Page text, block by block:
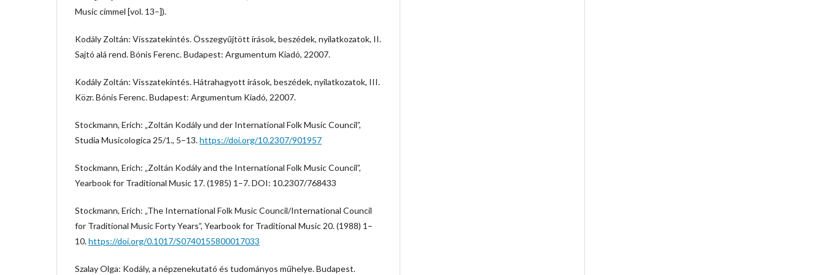
Music címmel [vol. 13–]).
Kodály Zoltán: Visszatekintés. Összegyűjtött írások, beszédek, nyilatkozatok, II.
Sajtó alá rend. Bónis Ferenc. Budapest: Argumentum Kiadó, 22007.
Kodály Zoltán: Visszatekintés. Hátrahagyott írások, beszédek, nyilatkozatok, III.
Közr. Bónis Ferenc. Budapest: Argumentum Kiadó, 22007.
Stockmann, Erich: „Zoltán Kodály und der International Folk Music Council”,
Studia Musicologica 25/1., 5–13.https://doi.org/10.2307/901957
Stockmann, Erich: „Zoltán Kodály and the International Folk Music Council”,
Yearbook for Traditional Music 17. (1985) 1–7. DOI: 10.2307/768433
Stockmann, Erich: „The International Folk Music Council/International Council
for Traditional Music Forty Years”, Yearbook for Traditional Music 20. (1988) 1–
10.https://doi.org/0.1017/S0740155800017033
Szalay Olga: Kodály, a népzenekutató és tudományos műhelye. Budapest.